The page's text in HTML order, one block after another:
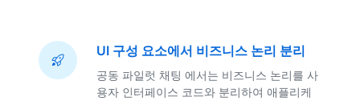
UI 구성 요소에서 비즈니스 논리 분리
공동 파일럿 채팅 에서는 비즈니스 논리를 사
용자 인터페이스 코드와 분리하여 애플리케